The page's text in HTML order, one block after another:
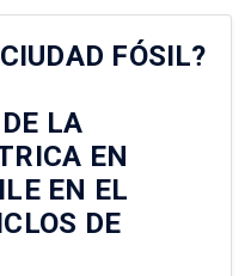
FÓSIL?
LA
EN
EN EL
DE